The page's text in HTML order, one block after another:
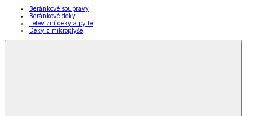
Beránkové soupravy
Beránkové deky
Televizní deky a pytle
Deky z mikroplyše